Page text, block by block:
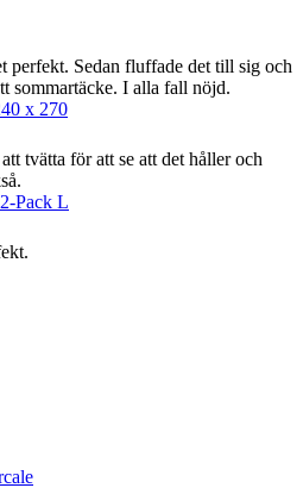
perfekt. Sedan fluffade det till sig och
sommartäcke. I alla fall nöjd.
x 270
tvätta för att se att det håller och
Pack L